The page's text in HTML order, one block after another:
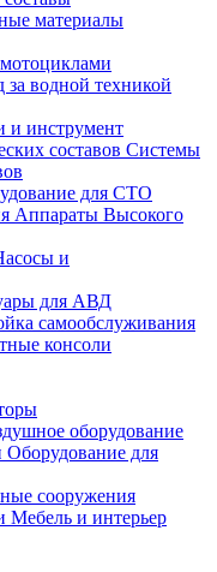
материалы
за водной техникой
и инструмент
Системы
для СТО
Аппараты Высокого
и
для АВД
самообслуживания
консоли
оборудование
Оборудование для
сооружения
Мебель и интерьер